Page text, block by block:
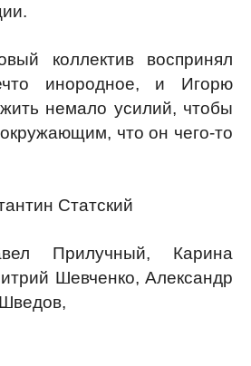
коллектив воспринял
инородное, и Игорю
немало усилий, чтобы
что он чего-то
Статский
Прилучный, Карина
Шевченко, Александр